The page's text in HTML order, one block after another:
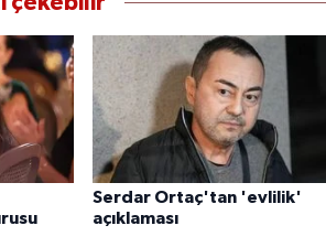
Serdar Ortaç'tan 'evlilik'
açıklaması